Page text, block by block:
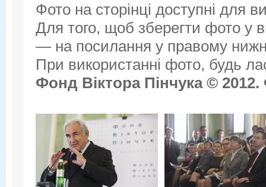
Фото на сторінці доступні для
Для того, щоб зберегти фото у
— на посилання у правому
При використанні фото, будь
Фонд Віктора Пінчука ©